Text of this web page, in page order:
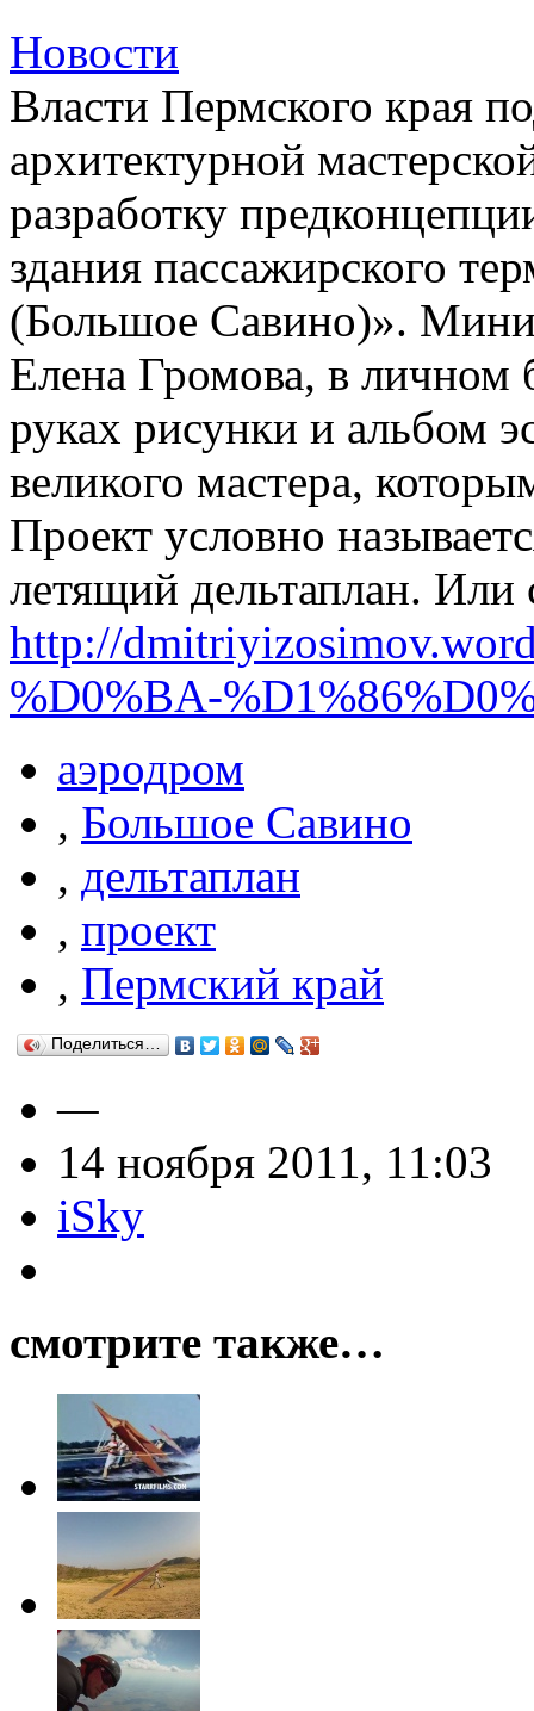
Новости
Власти Пермского края
архитектурной
разработку
здания пассажирского
(Большое Савино)».
Елена Громова, в
руках рисунки и альбом
великого мастера,
Проект условно
летящий дельтаплан. Или
http://
%D0%BA-
аэродром
, Большое Савино
, дельтаплан
, проект
, Пермский край
Поделиться…
—
14 ноября 2011, 11:03
iSky
смотрите также…